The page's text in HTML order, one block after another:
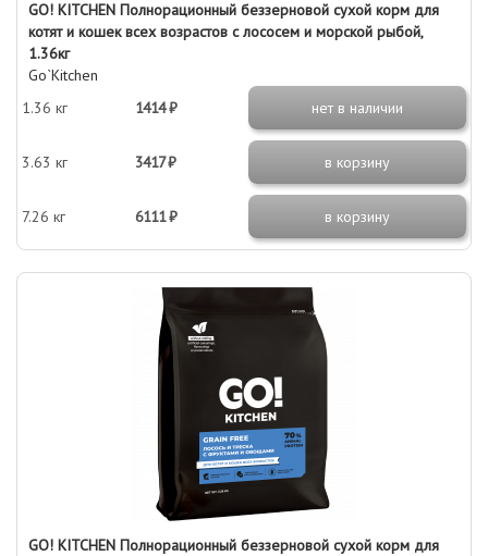
GO! KITCHEN Полнорационный беззерновой сухой корм для
котят и кошек всех возрастов с лососем и морской рыбой,
1.36кг
Go`Kitchen
1.36 кг
1414 ₽ нет в наличии
3.63 кг 3417 ₽ в корзину
7.26 кг 6111 ₽ в корзину
GO! KITCHEN Полнорационный беззерновой сухой корм для